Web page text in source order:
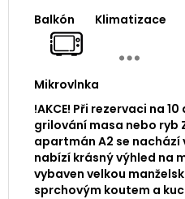
Balkón Klimatizace
Mikrovlnka
!AKCE! Při rezervaci na
grilování masa nebo ryb
apartmán A2 se
nabízí krásný výhled na
vybaven velkou
sprchovým koutem a